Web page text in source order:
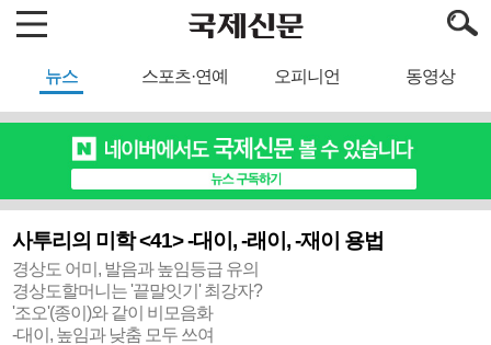
뉴스 스포츠·연예 오피니언 동영상
사투리의 미학 <41> -대이, -래이, -재이 용법
경상도 어미, 발음과 높임등급 유의
경상도할머니는 '끝말잇기' 최강자?
'조오'(종이)와 같이 비모음화
-대이, 높임과 낮춤 모두 쓰여